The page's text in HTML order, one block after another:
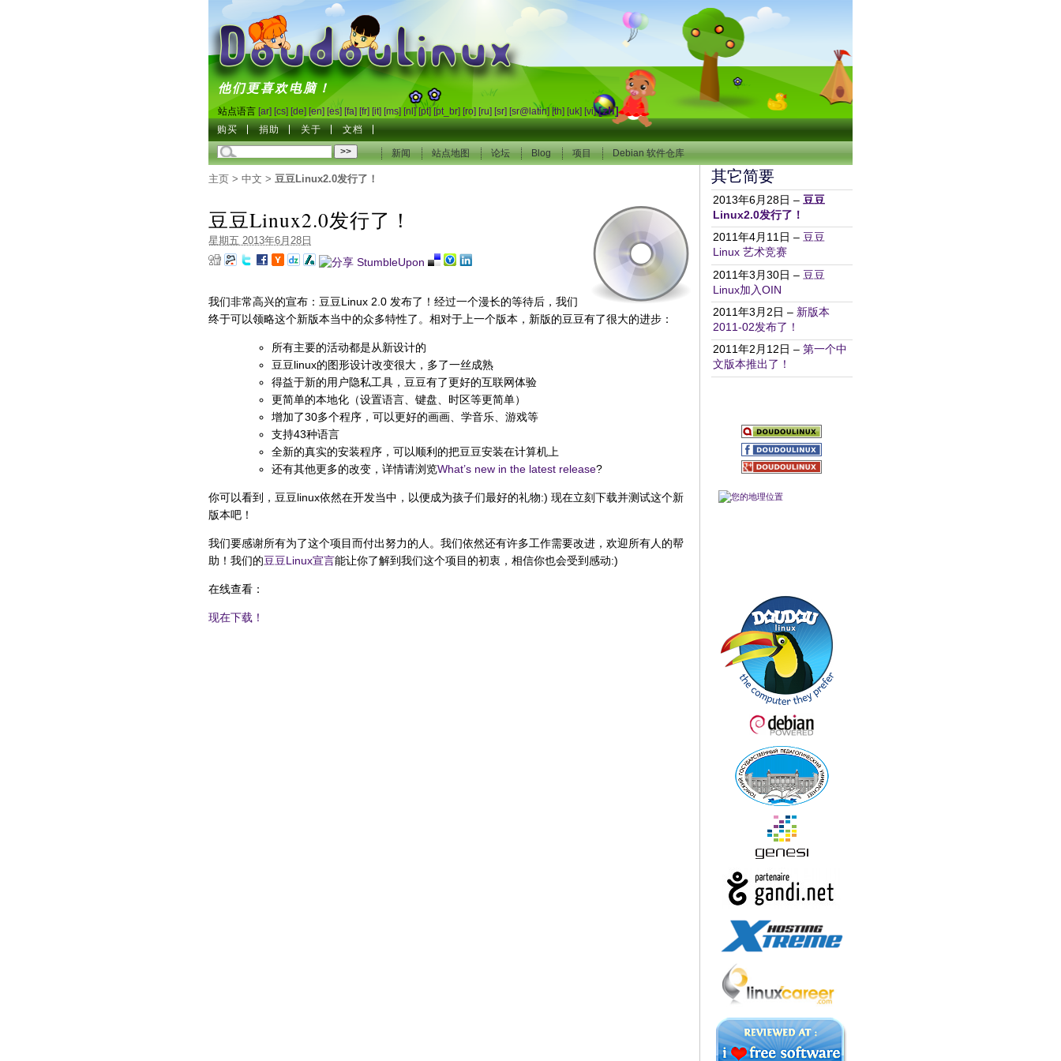
DoudouLinux
他们更喜欢电脑！
站点语言 [ar] [cs] [de] [en] [es] [fa] [fr] [it] [ms] [nl] [pt] [pt_br] [ro] [ru] [sr] [sr@latin] [th] [uk] [vi] [zh]
购买 捐助 关于 文档
新闻 站点地图 论坛 Blog 项目 Debian 软件仓库
主页 > 中文 > 豆豆Linux2.0发行了！
豆豆Linux2.0发行了！
星期五 2013年6月28日
我们非常高兴的宣布：豆豆Linux 2.0 发布了！经过一个漫长的等待后，我们
终于可以领略这个新版本当中的众多特性了。相对于上一个版本，新版的豆豆有了很大的进步：
所有主要的活动都是从新设计的
豆豆linux的图形设计改变很大，多了一丝成熟
得益于新的用户隐私工具，豆豆有了更好的互联网体验
更简单的本地化（设置语言、键盘、时区等更简单）
增加了30多个程序，可以更好的画画、学音乐、游戏等
支持43种语言
全新的真实的安装程序，可以顺利的把豆豆安装在计算机上
还有其他更多的改变，详情请浏览What’s new in the latest release?
你可以看到，豆豆linux依然在开发当中，以便成为孩子们最好的礼物:) 现在立刻下载并测试这个新
版本吧！
我们要感谢所有为了这个项目而付出努力的人。我们依然还有许多工作需要改进，欢迎所有人的帮
助！我们的豆豆Linux宣言能让你了解到我们这个项目的初衷，相信你也会受到感动:)
在线查看：
现在下载！
其它简要
2013年6月28日 – 豆豆
Linux2.0发行了！
2011年4月11日 – 豆豆
Linux 艺术竞赛
2011年3月30日 – 豆豆
Linux加入OIN
2011年3月2日 – 新版本
2011-02发布了！
2011年2月12日 –第一个中
文版本推出了！